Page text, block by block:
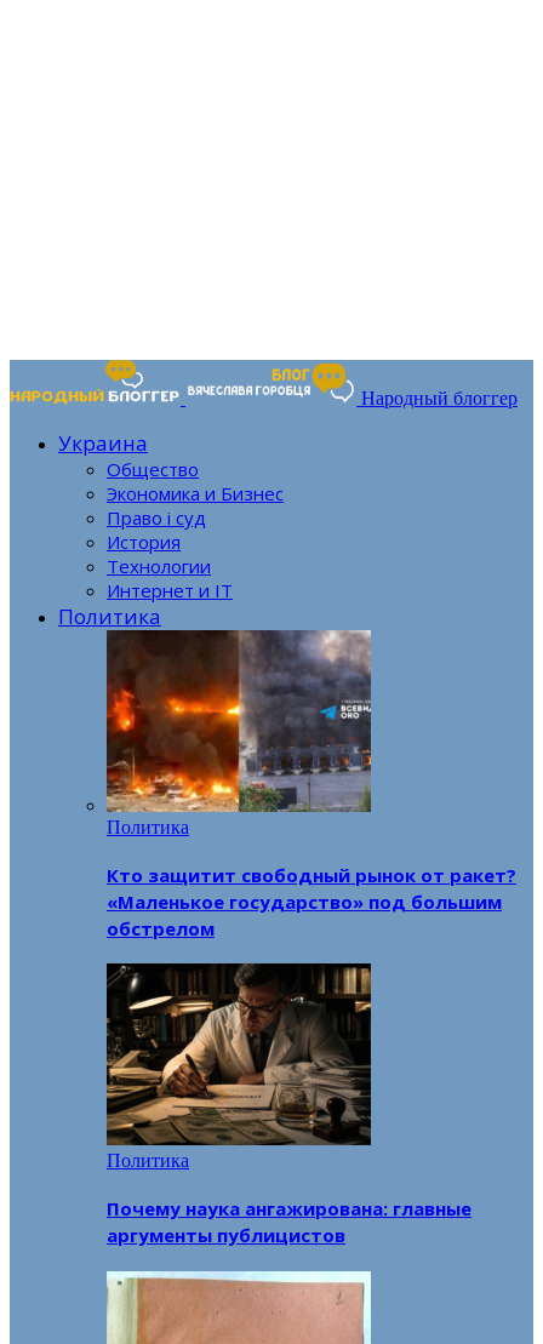
Народный блоггер
Украина
Общество
Экономика и Бизнес
Право і суд
История
Технологии
Интернет и IT
Политика
Политика
Кто защитит свободный рынок от ракет?
«Маленькое государство» под большим
обстрелом
Политика
Почему наука ангажирована: главные
аргументы публицистов